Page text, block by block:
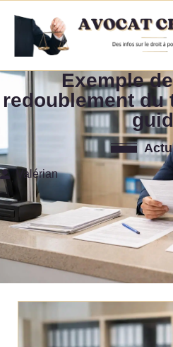
Exemple
redoublement du
Actu
Valérian